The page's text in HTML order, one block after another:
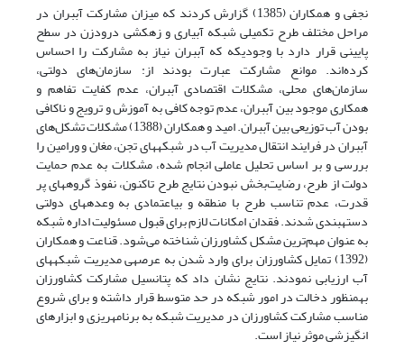
نجفی و همکاران (1385) گزارش کردند که میزان مشارکت آب‏بران در
مراحل مختلف طرح تکمیلی شبکه آبیاری و زهکشی درودزن در سطح
پایینی قرار دارد با وجودی‏که که آب‏بران نیاز به مشارکت را احساس
کرده‌اند. موانع مشارکت عبارت بودند از: سازمان‌های دولتی،
سازمان‌های محلی، مشکلات اقتصادی آب‏بران، عدم کفایت تفاهم و
همکاری موجود بین آب‏بران، عدم توجه کافی به آموزش و ترویج و ناکافی
بودن آب توزیعی بین آب‏بران. امید و همکاران (1388) مشکلات تشکل‌های
آب‏بران در فرایند انتقال مدیریت آب در شبکه‏های تجن، مغان و ورامین را
بررسی و بر اساس تحلیل عاملی انجام شده، مشکلات به عدم حمایت
دولت از طرح، رضایت‌بخش نبودن نتایج طرح تاکنون، نفوذ گروه‏های پر
قدرت، عدم تناسب طرح با منطقه و بی‏اعتمادی به وعده‏های دولتی
دسته‏بندی شدند. فقدان امکانات لازم برای قبول مسئولیت اداره شبکه
به عنوان مهم‌ترین مشکل کشاورزان شناخته می‌شود. قناعت و همکاران
(1392) تمایل کشاورزان برای وارد شدن به عرصه‏ی مدیریت شبکه‏های
آب ارزیابی نمودند. نتایج نشان داد که پتانسیل مشارکت کشاورزان
به‏منظور دخالت در امور شبکه در حد متوسط قرار داشته و برای شروع
مناسب مشارکت کشاورزان در مدیریت شبکه به برنامه‏ریزی و ابزارهای
انگیزشی موثر نیاز است.